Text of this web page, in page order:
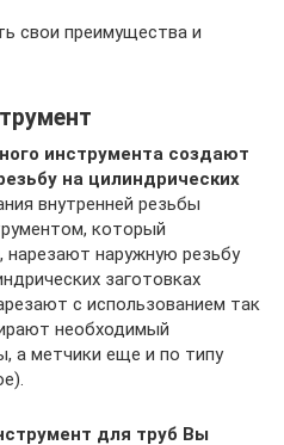
свои преимущества и
инструмента создают
на цилиндрических
внутренней резьбы
который
нарезают наружную резьбу
заготовках
с использованием так
необходимый
а метчики еще и по типу
для труб Вы